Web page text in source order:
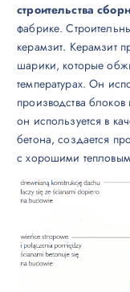
строительства
фабрике.
керамзит. Керамзит
шарики, которые
температурах. Он
производства
он используется в
бетона, создается
с хорошими